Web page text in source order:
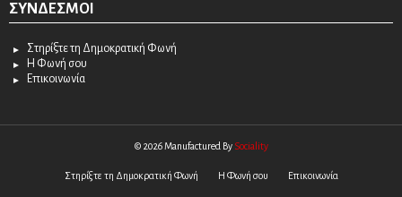
ΣΎΝΔΕΣΜΟΙ
Στηρίξτε τη Δημοκρατική Φωνή
Η Φωνή σου
Επικοινωνία
© 2026 Manufactured By Sociality
Στηρίξτε τη Δημοκρατική Φωνή Η Φωνή σου Επικοινωνία